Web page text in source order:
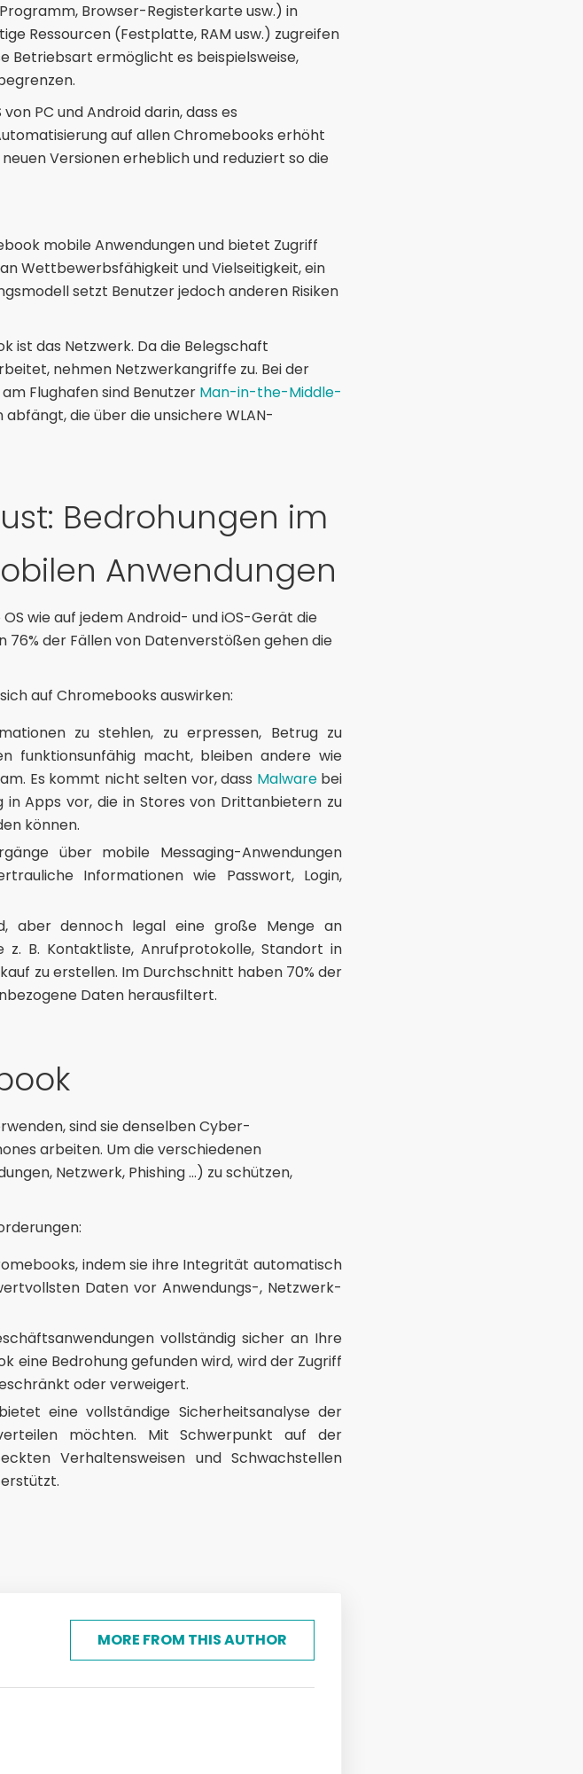
Browser-Registerkarte usw.) in
Ressourcen (Festplatte, RAM usw.) zugreifen
Betriebsart ermöglicht es beispielsweise,
PC und Android darin, dass es
auf allen Chromebooks erhöht
Versionen erheblich und reduziert so die
mobile Anwendungen und bietet Zugriff
Wettbewerbsfähigkeit und Vielseitigkeit, ein
setzt Benutzer jedoch anderen Risiken
ist das Netzwerk. Da die Belegschaft
nehmen Netzwerkangriffe zu. Bei der
Flughafen sind Benutzer Man-in-the-Middle-
die über die unsichere WLAN-
Bedrohungen im
Anwendungen
wie auf jedem Android- und iOS-Gerät die
76% der Fällen von Datenverstößen gehen die
auf Chromebooks auswirken:
zu stehlen, zu erpressen, Betrug zu
funktionsunfähig macht, bleiben andere wie
Es kommt nicht selten vor, dass Malwarebei
Apps vor, die in Stores von Drittanbietern zu
können.
über mobile Messaging-Anwendungen
Informationen wie Passwort, Login,
aber dennoch legal eine große Menge an
B. Kontaktliste, Anrufprotokolle, Standort in
zu erstellen. Im Durchschnitt haben 70% der
Daten herausfiltert.
sind sie denselben Cyber-
arbeiten. Um die verschiedenen
Netzwerk, Phishing ...) zu schützen,
indem sie ihre Integrität automatisch
Daten vor Anwendungs-, Netzwerk-
vollständig sicher an Ihre
eine Bedrohung gefunden wird, wird der Zugriff
oder verweigert.
bietet eine vollständige Sicherheitsanalyse der
möchten. Mit Schwerpunkt auf der
Verhaltensweisen und Schwachstellen
MORE FROM THIS AUTHOR